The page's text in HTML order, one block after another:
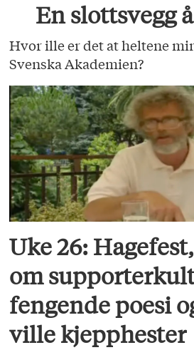
En slottsvegg
Hvor ille er det at heltene
Svenska Akademien?
Uke 26:
om
fengende poesi
ville kjepphester